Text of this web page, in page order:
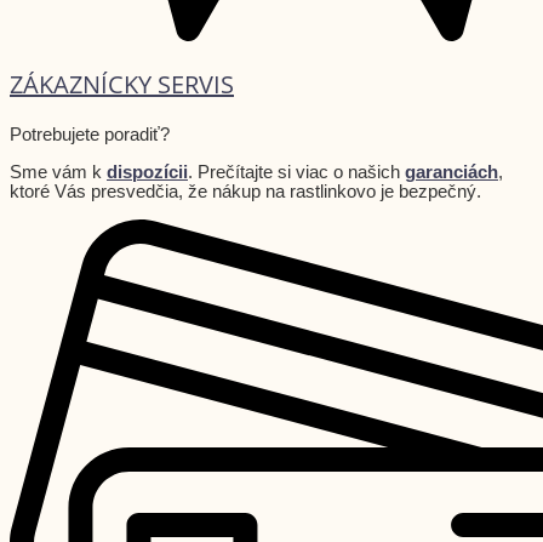
ZÁKAZNÍCKY SERVIS
Potrebujete poradiť?
Sme vám k dispozícii. Prečítajte si viac o našich garanciách,
ktoré Vás presvedčia, že nákup na rastlinkovo je bezpečný.